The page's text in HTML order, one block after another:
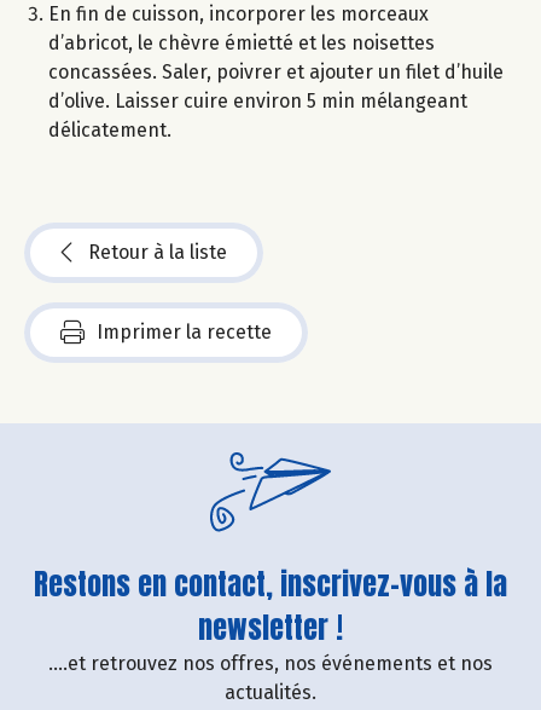
En fin de cuisson, incorporer les morceaux
d’abricot, le chèvre émietté et les noisettes
concassées. Saler, poivrer et ajouter un filet d’huile
d’olive. Laisser cuire environ 5 min mélangeant
délicatement.
Retour à la liste
Imprimer la recette
Restons en contact, inscrivez-vous à la
newsletter !
....et retrouvez nos offres, nos événements et nos
actualités.